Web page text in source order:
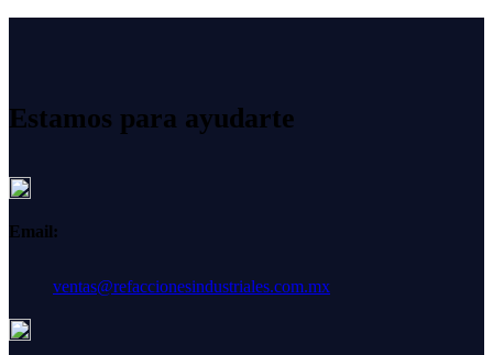
Estamos para ayudarte
Email:
ventas@refaccionesindustriales.com.mx